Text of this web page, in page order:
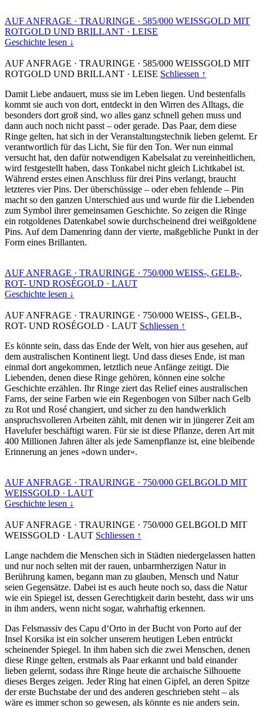
AUF ANFRAGE · TRAURINGE · 585/000 WEISSGOLD MIT
ROTGOLD UND BRILLANT · LEISE
Geschichte lesen ↓
AUF ANFRAGE · TRAURINGE · 585/000 WEISSGOLD MIT
ROTGOLD UND BRILLANT · LEISE Schliessen ↑
Damit Liebe andauert, muss sie im Leben liegen. Und bestenfalls
kommt sie auch von dort, entdeckt in den Wirren des Alltags, die
besonders dort groß sind, wo alles ganz schnell gehen muss und
dann auch noch nicht passt – oder gerade. Das Paar, dem diese
Ringe gelten, hat sich in der Veranstaltungstechnik lieben gelernt. Er
verantwortlich für das Licht, Sie für den Ton. Wer nun einmal
versucht hat, den dafür notwendigen Kabelsalat zu vereinheitlichen,
wird festgestellt haben, dass Tonkabel nicht gleich Lichtkabel ist.
Während erstes einen Anschluss für drei Pins verlangt, braucht
letzteres vier Pins. Der überschüssige – oder eben fehlende – Pin
macht so den ganzen Unterschied aus und wurde für die Liebenden
zum Symbol ihrer gemeinsamen Geschichte. So zeigen die Ringe
ein rotgoldenes Datenkabel sowie durchscheinend drei weißgoldene
Pins. Auf dem Damenring dann der vierte, maßgebliche Punkt in der
Form eines Brillanten.
AUF ANFRAGE · TRAURINGE · 750/000 WEISS-, GELB-,
ROT- UND ROSÉGOLD · LAUT
Geschichte lesen ↓
AUF ANFRAGE · TRAURINGE · 750/000 WEISS-, GELB-,
ROT- UND ROSÉGOLD · LAUT Schliessen ↑
Es könnte sein, dass das Ende der Welt, von hier aus gesehen, auf
dem australischen Kontinent liegt. Und dass dieses Ende, ist man
einmal dort angekommen, letztlich neue Anfänge zeitigt. Die
Liebenden, denen diese Ringe gehören, können eine solche
Geschichte erzählen. Ihr Ringe ziert das Relief eines australischen
Farns, der seine Farben wie ein Regenbogen von Silber nach Gelb
zu Rot und Rosé changiert, und sicher zu den handwerklich
anspruchsvolleren Arbeiten zählt, mit denen wir in jüngerer Zeit am
Havelufer beschäftigt waren. Für sie ist diese Pflanze, deren Art mit
400 Millionen Jahren älter als jede Samenpflanze ist, eine bleibende
Erinnerung an jenes »down under«.
AUF ANFRAGE · TRAURINGE · 750/000 GELBGOLD MIT
WEISSGOLD · LAUT
Geschichte lesen ↓
AUF ANFRAGE · TRAURINGE · 750/000 GELBGOLD MIT
WEISSGOLD · LAUT Schliessen ↑
Lange nachdem die Menschen sich in Städten niedergelassen hatten
und nur noch selten mit der rauen, unbarmherzigen Natur in
Berührung kamen, begann man zu glauben, Mensch und Natur
seien Gegensätze. Dabei ist es auch heute noch so, dass die Natur
wie ein Spiegel ist, dessen Gerechtigkeit darin besteht, dass wir uns
in ihm anders, wenn nicht sogar, wahrhaftig erkennen.
Das Felsmassiv des Capu d‘Orto in der Bucht von Porto auf der
Insel Korsika ist ein solcher unserem heutigen Leben entrückt
scheinender Spiegel. In ihm haben sich die zwei Menschen, denen
diese Ringe gelten, erstmals als Paar erkannt und bald einander
lieben gelernt, sodass ihre Ringe heute die archaische Silhouette
dieses Berges zeigen. Jeder Ring hat einen Gipfel, an deren Spitze
der erste Buchstabe der und des anderen geschrieben steht – als
wäre es immer schon so gewesen, als könnte es nie anders sein.